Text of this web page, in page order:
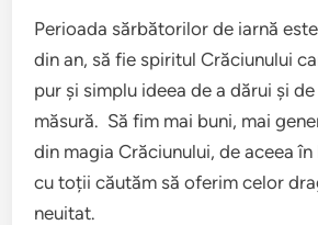
Perioada sărbătorilor de iarnă
din an, să fie spiritul Crăciunului
pur și simplu ideea de a dărui și
măsură. Să fim mai buni, mai
din magia Crăciunului, de aceea
cu toții căutăm să oferim celor
neuitat.